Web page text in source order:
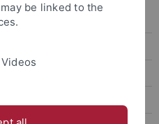
be linked to the
Videos